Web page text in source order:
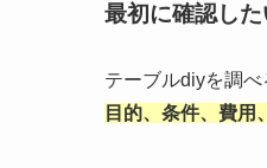
最初に確認した
テーブルdiyを調
目的、条件、費用